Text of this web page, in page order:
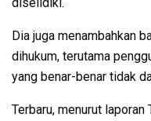
diselidiki.
Dia juga menambahkan
dihukum, terutama
yang benar-benar tidak
Terbaru, menurut